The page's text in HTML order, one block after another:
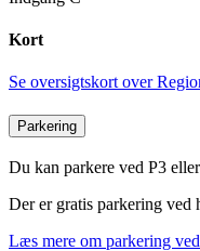
Kort
Se oversigtskort over
Parkering
Du kan parkere ved P3
Der er gratis parkering ved
Læs mere om parkering